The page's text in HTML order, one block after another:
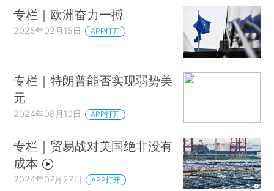
专栏｜欧洲奋力一搏
2025年02月15日 APP打开
专栏｜特朗普能否实现弱势美
元
2024年08月10日 APP打开
专栏｜贸易战对美国绝非没有
成本
2024年07月27日 APP打开